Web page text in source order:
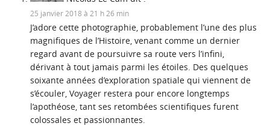
25 janvier 2018 à 21 h 26 min
J’adore cette photographie, probablement l’une des plus
magnifiques de l’Histoire, venant comme un dernier
regard avant de poursuivre sa route vers l’infini,
dérivant à tout jamais parmi les étoiles. Des quelques
soixante années d’exploration spatiale qui viennent de
s’écouler, Voyager restera pour encore longtemps
l’apothéose, tant ses retombées scientifiques furent
colossales et passionnantes.